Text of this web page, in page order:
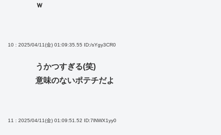
ｗ
10 : 2025/04/11(金) 01:09:35.55 ID:/sYgy3CR0
うかつすぎる(笑)
意味のないポテチだよ
11 : 2025/04/11(金) 01:09:51.52 ID:7lNWX1yy0